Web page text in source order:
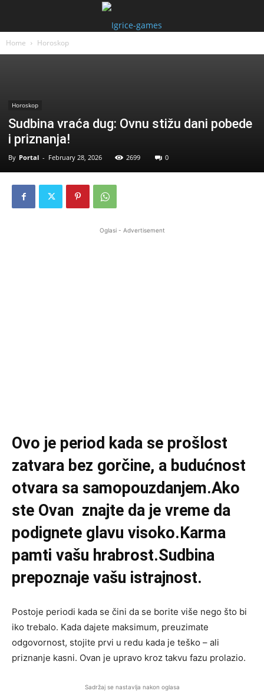
Home Horoskop
Horoskop
Sudbina vraća dug: Ovnu stižu dani pobede
i priznanja!
By Portal - February 28, 2026 2699 0
Oglasi - Advertisement
Ovo je period kada se prošlost
zatvara bez gorčine, a budućnost
otvara sa samopouzdanjem.Ako
ste Ovan znajte da je vreme da
podignete glavu visoko.Karma
pamti vašu hrabrost.Sudbina
prepoznaje vašu istrajnost.
Postoje periodi kada se čini da se borite više nego što bi
iko trebalo. Kada dajete maksimum, preuzimate
odgovornost, stojite prvi u redu kada je teško – ali
priznanje kasni. Ovan je upravo kroz takvu fazu prolazio.
Sadržaj se nastavlja nakon oglasa